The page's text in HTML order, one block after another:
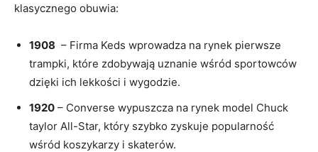
klasycznego obuwia:
1908 ‍ – Firma Keds⁢ wprowadza na rynek pierwsze
trampki, które zdobywają uznanie wśród ⁢sportowców⁣
dzięki ich‍ lekkości⁢ i wygodzie.
1920 – Converse wypuszcza ‍na ‌rynek ⁢model Chuck ​
taylor All-Star, który szybko zyskuje popularność
wśród koszykarzy i‌ skaterów.